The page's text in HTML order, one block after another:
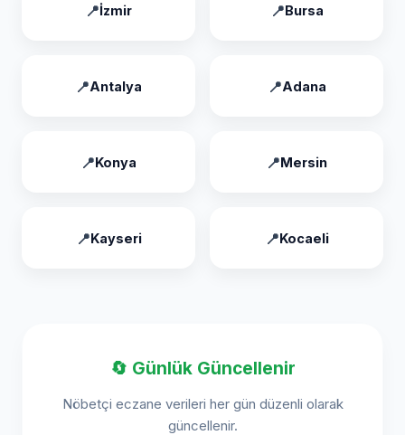
İzmir Bursa
Antalya Adana
Konya Mersin
Kayseri Kocaeli
🔄 Günlük Güncellenir
Nöbetçi eczane verileri her gün düzenli olarak
güncellenir.